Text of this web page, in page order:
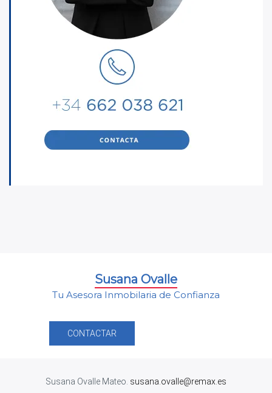
Susana Ovalle
Tu Asesora Inmobilaria de Confianza
CONTACTAR
Susana Ovalle Mateo. susana.ovalle@remax.es